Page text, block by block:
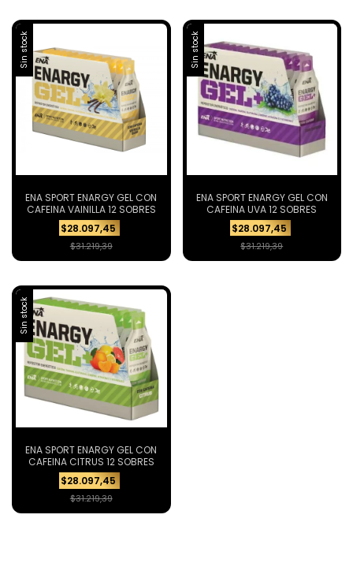
Sin stock
ENA SPORT ENARGY GEL CON
CAFEINA VAINILLA 12 SOBRES
$28.097,45
$31.219,39
Sin stock
ENA SPORT ENARGY GEL CON
CAFEINA UVA 12 SOBRES
$28.097,45
$31.219,39
Sin stock
ENA SPORT ENARGY GEL CON
CAFEINA CITRUS 12 SOBRES
$28.097,45
$31.219,39